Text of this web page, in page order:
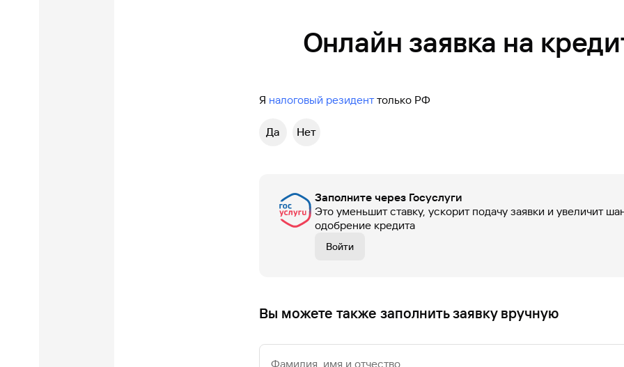
Онлайн заявка на
Я налоговый резиденттолько РФ
Да Нет
Заполните через Госуслуги
Это уменьшит ставку, ускорит подачу заявки и увеличит
одобрение кредита
Войти
Вы можете также заполнить заявку вручную
Фамилия, имя и отчество